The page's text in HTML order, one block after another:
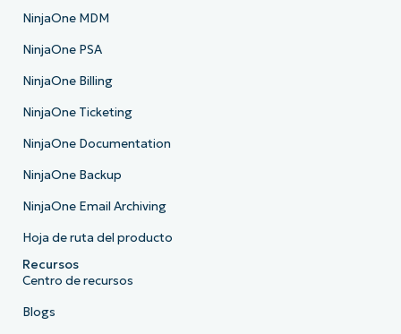
NinjaOne MDM
NinjaOne PSA
NinjaOne Billing
NinjaOne Ticketing
NinjaOne Documentation
NinjaOne Backup
NinjaOne Email Archiving
Hoja de ruta del producto
Recursos
Centro de recursos
Blogs